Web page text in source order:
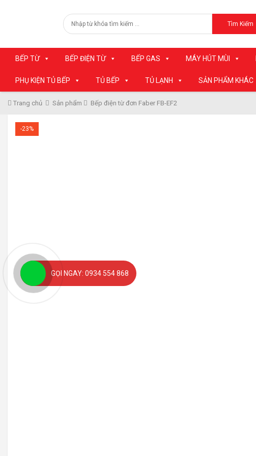
Tìm Kiếm
BẾP TỪ BẾP ĐIỆN TỪ BẾP GAS MÁY HÚT MÙI
PHỤ KIỆN TỦ BẾP TỦ BẾP TỦ LẠNH SẢN PHẨM KHÁC
Trang chủ Sản phẩm Bếp điện từ đơn Faber FB-EF2
-23%
GỌI NGAY: 0934 554 868